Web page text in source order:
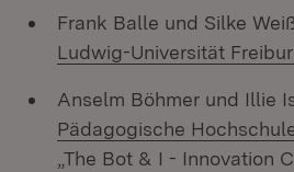
Frank Balle und Silke
Ludwig-Universität
Anselm Böhmer und Illie
Pädagogische
„The Bot & I - Innovation